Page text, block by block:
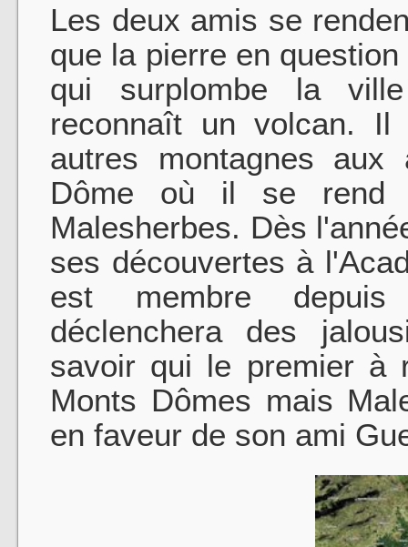
Les deux amis se
que la pierre en
qui surplombe la
reconnaît un volcan.
autres montagnes
Dôme où il se rend
Malesherbes. Dès
ses découvertes à
est membre depuis
déclenchera des
savoir qui le premier à
Monts Dômes mais
en faveur de son ami